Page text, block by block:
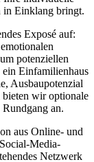
in Einklang bringt.
Exposé auf:
potenziellen
Einfamilienhaus
Ausbaupotenzial
wir optionale
an.
aus Online- und
Media-
Netzwerk